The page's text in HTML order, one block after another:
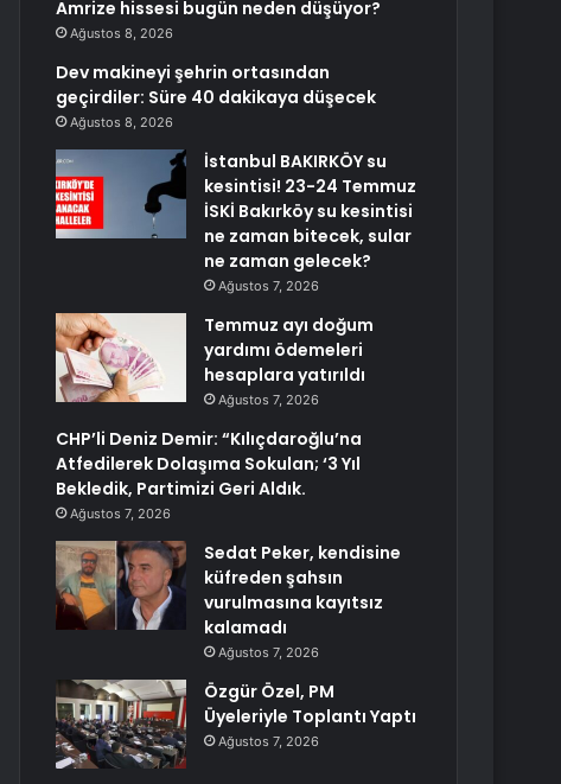
Amrize hissesi bugün neden düşüyor?
Ağustos 8, 2026
Dev makineyi şehrin ortasından
geçirdiler: Süre 40 dakikaya düşecek
Ağustos 8, 2026
İstanbul BAKIRKÖY su
kesintisi! 23-24 Temmuz
İSKİ Bakırköy su kesintisi
ne zaman bitecek, sular
ne zaman gelecek?
Ağustos 7, 2026
Temmuz ayı doğum
yardımı ödemeleri
hesaplara yatırıldı
Ağustos 7, 2026
CHP’li Deniz Demir: “Kılıçdaroğlu’na
Atfedilerek Dolaşıma Sokulan; ‘3 Yıl
Bekledik, Partimizi Geri Aldık.
Ağustos 7, 2026
Sedat Peker, kendisine
küfreden şahsın
vurulmasına kayıtsız
kalamadı
Ağustos 7, 2026
Özgür Özel, PM
Üyeleriyle Toplantı Yaptı
Ağustos 7, 2026